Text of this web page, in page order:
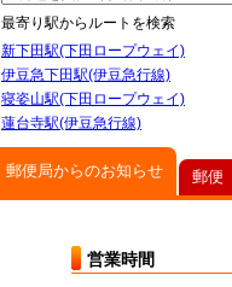
最寄り駅からルートを検索
新下田駅(下田ロープウェイ)
伊豆急下田駅(伊豆急行線)
寝姿山駅(下田ロープウェイ)
蓮台寺駅(伊豆急行線)
郵便局からのお知らせ
営業時間
郵便